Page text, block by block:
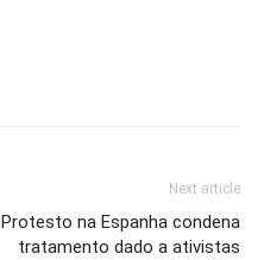
Next article
Protesto na Espanha condena
tratamento dado a ativistas